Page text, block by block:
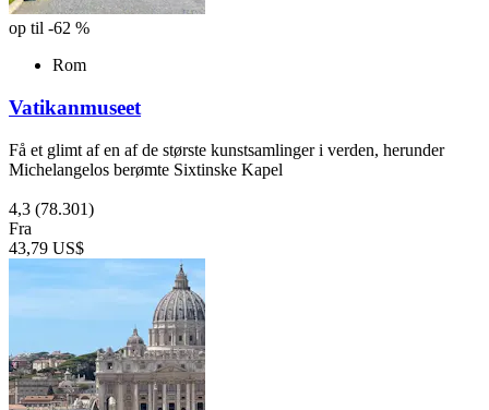
op til -62 %
Rom
Vatikanmuseet
Få et glimt af en af de største kunstsamlinger i verden, herunder
Michelangelos berømte Sixtinske Kapel
4,3 (78.301)
Fra
43,79 US$